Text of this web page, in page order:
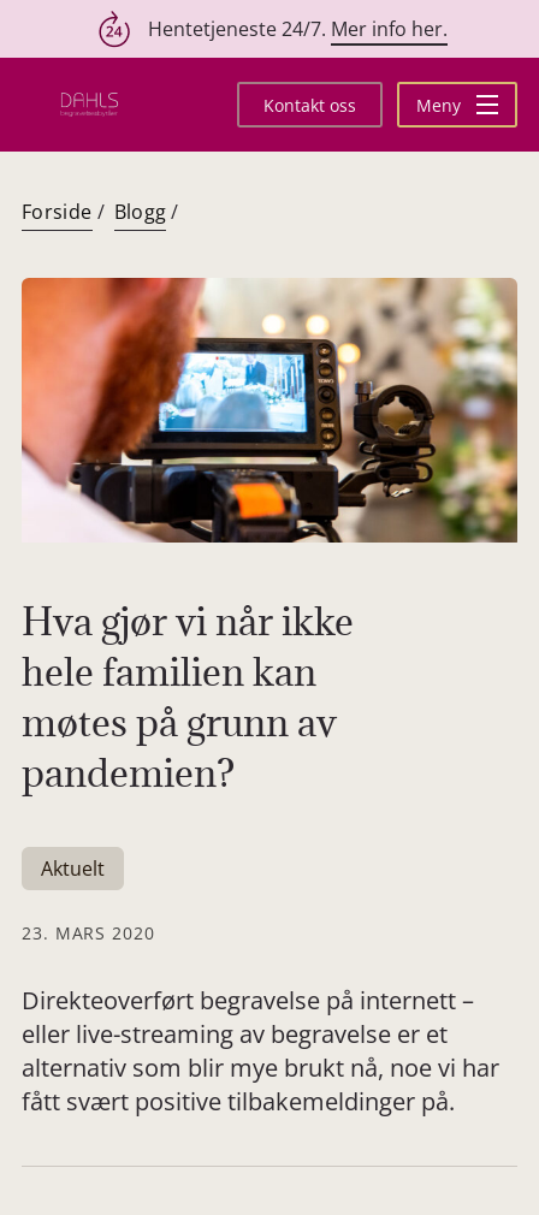
innhold
Hentetjeneste 24/7. Mer info her.
Kontakt oss Meny
Forside / Blogg/
Hva gjør vi når ikke
hele familien kan
møtes på grunn av
pandemien?
Aktuelt
23. MARS 2020
Direkteoverført begravelse på internett –
eller live-streaming av begravelse er et
alternativ som blir mye brukt nå, noe vi har
fått svært positive tilbakemeldinger på.